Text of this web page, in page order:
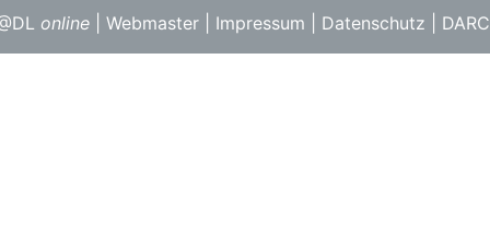
online Webmaster Impressum Datenschutz